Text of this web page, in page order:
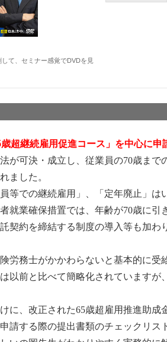
て、セミナー感覚でDVDを見
超継続雇用促進コース」を中心に申
が可決・成立し、従業員の70歳まで
ました。
等での継続雇用」、「定年廃止」は
就業確保措置では、年齢が70歳に引
契約を締結する制度の導入等も加わ
労務士がかかわらないと基本的に受
以前と比べて簡略化されていますが
に、改正された65歳超雇用推進助成
請する際の提出書類のチェックリス